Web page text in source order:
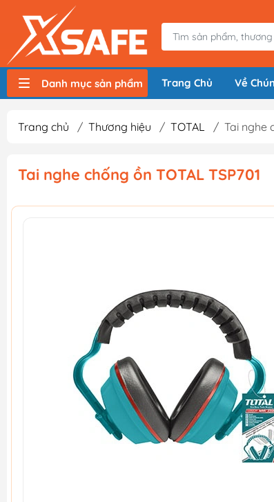
Danh mục sản phẩm Trang Chủ Về
Trang chủ / Thương hiệu / TOTAL / Tai nghe
Tai nghe chống ồn TOTAL TSP701